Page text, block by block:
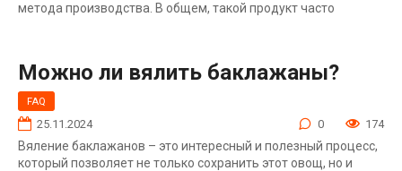
метода производства. В общем, такой продукт часто
Можно ли вялить баклажаны?
FAQ
25.11.2024 0 174
Вяление баклажанов – это интересный и полезный процесс,
который позволяет не только сохранить этот овощ, но и